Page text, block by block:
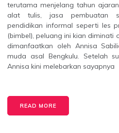
terutama menjelang tahun
alat tulis, jasa pembuatan
pendidikan informal seperti les
(bimbel), peluang ini kian diminati
dimanfaatkan oleh Annisa
muda asal Bengkulu. Setelah
Annisa kini melebarkan sayapnya
READ MORE